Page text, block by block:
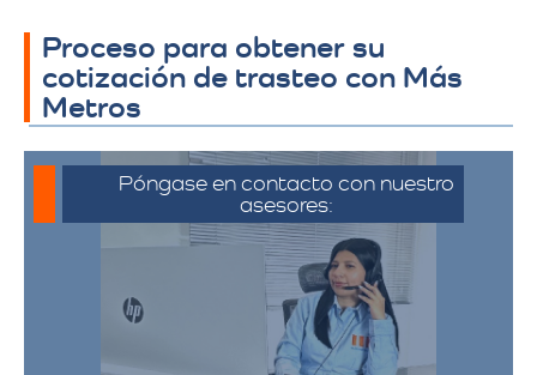
Proceso para obtener su
cotización de trasteo con Más
Metros
Póngase en contacto con nuestro
asesores:
Para iniciar el proceso de solicitud de
cotización, puede comunicarse a través
de whatsapp haciendo click en cotizar.​